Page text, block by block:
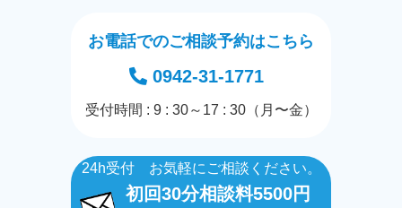
お電話でのご相談予約はこちら
0942-31-1771
受付時間 : 9 : 30～17 : 30（月〜金）
24h受付 お気軽にご相談ください。
初回30分相談料5500円